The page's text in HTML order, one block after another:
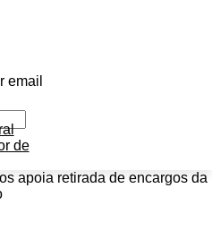
email
apoia retirada de encargos da